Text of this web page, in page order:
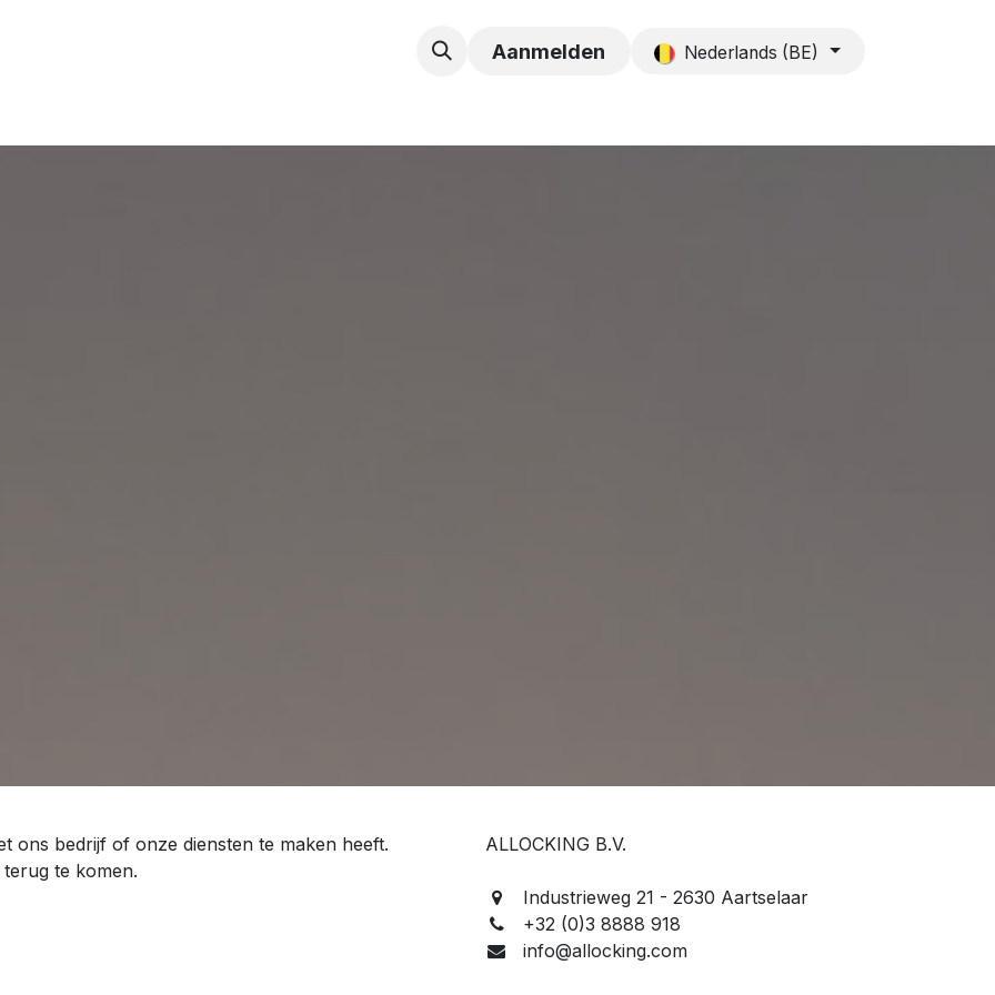
Vacatures Contact
Aanmelden Nederlands (BE)
ons bedrijf of onze diensten te maken heeft.
te komen.
ALLOCKING B.V.
Industrieweg 21 - 2630 Aartselaar
+32 (0)3 8888 918
info@allocking.com